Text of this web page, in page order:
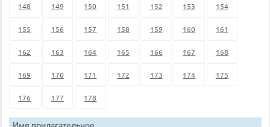
148 149 150 151 152 153 154
155 156 157 158 159 160 161
162 163 164 165 166 167 168
169 170 171 172 173 174 175
176 177 178
Имя прилагательное